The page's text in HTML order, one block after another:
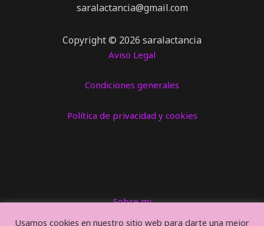
saralactancia@gmail.com
Copyright © 2026 saralactancia
Aviso Legal
Condiciones generales
Política de privacidad y cookies
Sobre mi
Usamos cookies en nuestro sitio web para darte una mejor